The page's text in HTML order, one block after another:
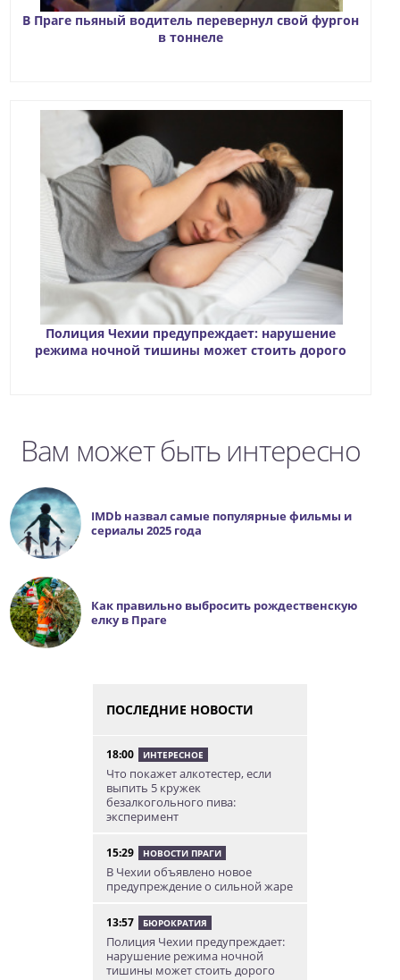
В Праге пьяный водитель перевернул свой фургон
в тоннеле
Полиция Чехии предупреждает: нарушение
режима ночной тишины может стоить дорого
Вам может быть интересно
IMDb назвал самые популярные фильмы и
сериалы 2025 года
Как правильно выбросить рождественскую
елку в Праге
ПОСЛЕДНИЕ НОВОСТИ
18:00 ИНТЕРЕСНОЕ
Что покажет алкотестер, если
выпить 5 кружек
безалкогольного пива:
эксперимент
15:29 НОВОСТИ ПРАГИ
В Чехии объявлено новое
предупреждение о сильной жаре
13:57 БЮРОКРАТИЯ
Полиция Чехии предупреждает:
нарушение режима ночной
тишины может стоить дорого